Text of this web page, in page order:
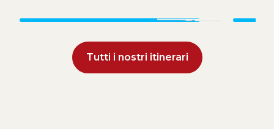
Tutti i nostri itinerari